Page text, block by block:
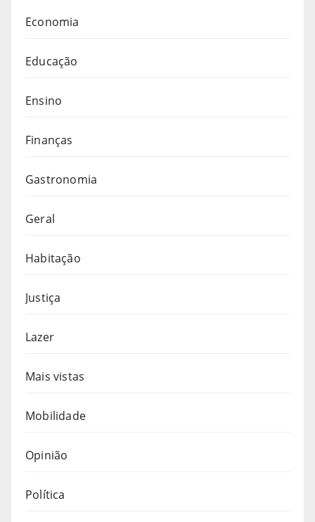
Economia
Educação
Ensino
Finanças
Gastronomia
Geral
Habitação
Justiça
Lazer
Mais vistas
Mobilidade
Opinião
Política